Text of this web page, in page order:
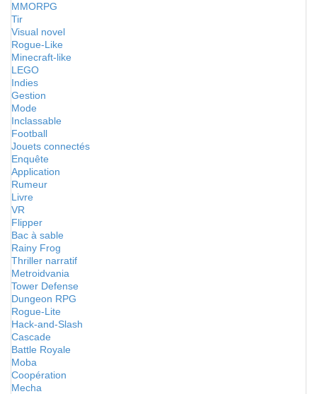
MMORPG
Tir
Visual novel
Rogue-Like
Minecraft-like
LEGO
Indies
Gestion
Mode
Inclassable
Football
Jouets connectés
Enquête
Application
Rumeur
Livre
VR
Flipper
Bac à sable
Rainy Frog
Thriller narratif
Metroidvania
Tower Defense
Dungeon RPG
Rogue-Lite
Hack-and-Slash
Cascade
Battle Royale
Moba
Coopération
Mecha